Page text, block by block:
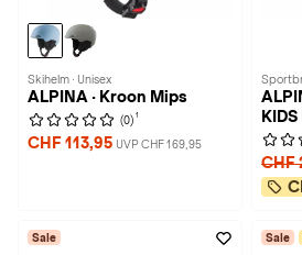
Skihelm · Unisex
ALPINA · Kroon Mips
(0) 1
CHF 113,95 UVP CHF 169,95
KIDS II
CHF
Sale Sale